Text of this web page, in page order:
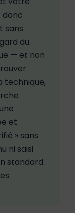
donc
sans
du
— et non
technique,
et
» sans
ni saisi
standard